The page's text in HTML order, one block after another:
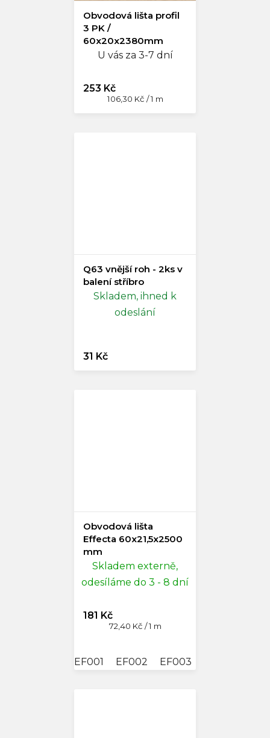
Obvodová lišta profil
3 PK /
60x20x2380mm
U vás za 3-7 dní
253 Kč
Měrná
106,30 Kč / 1 m
Q63 vnější roh - 2ks v
balení stříbro
Skladem, ihned k
odeslání
31 Kč
Obvodová lišta
Effecta 60x21,5x2500
mm
Skladem externě,
odesíláme do 3 - 8 dní
181 Kč
Měrná
72,40 Kč / 1 m
EF001 EF002 EF003